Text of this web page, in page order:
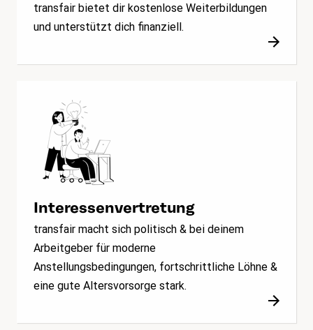
transfair bietet dir kostenlose Weiterbildungen
und unterstützt dich finanziell.
Interessenvertretung
transfair macht sich politisch & bei deinem
Arbeitgeber für moderne
Anstellungsbedingungen, fortschrittliche Löhne &
eine gute Altersvorsorge stark.